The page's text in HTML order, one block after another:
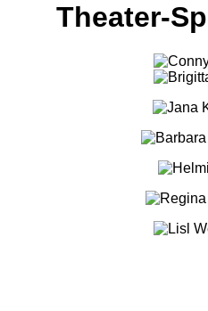
Theater-